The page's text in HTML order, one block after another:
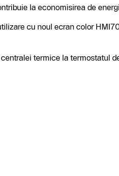
la economisirea de
cu noul ecran color
termice la termostatul